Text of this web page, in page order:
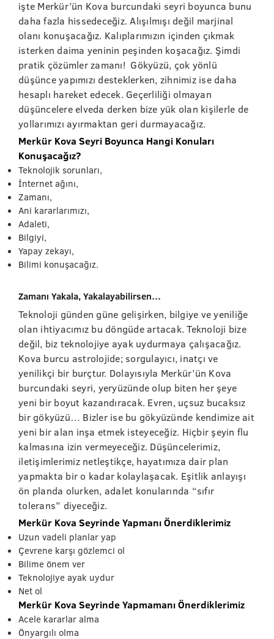
işte Merkür’ün Kova burcundaki seyri boyunca bunu
daha fazla hissedeceğiz. Alışılmışı değil marjinal
olanı konuşacağız. Kalıplarımızın içinden çıkmak
isterken daima yeninin peşinden koşacağız. Şimdi
pratik çözümler zamanı! Gökyüzü, çok yönlü
düşünce yapımızı desteklerken, zihnimiz ise daha
hesaplı hareket edecek. Geçerliliği olmayan
düşüncelere elveda derken bize yük olan kişilerle de
yollarımızı ayırmaktan geri durmayacağız.
Merkür Kova Seyri Boyunca Hangi Konuları
Konuşacağız?
Teknolojik sorunları,
İnternet ağını,
Zamanı,
Ani kararlarımızı,
Adaleti,
Bilgiyi,
Yapay zekayı,
Bilimi konuşacağız.
Zamanı Yakala, Yakalayabilirsen…
Teknoloji günden güne gelişirken, bilgiye ve yeniliğe
olan ihtiyacımız bu döngüde artacak. Teknoloji bize
değil, biz teknolojiye ayak uydurmaya çalışacağız.
Kova burcu astrolojide; sorgulayıcı, inatçı ve
yenilikçi bir burçtur. Dolayısıyla Merkür’ün Kova
burcundaki seyri, yeryüzünde olup biten her şeye
yeni bir boyut kazandıracak. Evren, uçsuz bucaksız
bir gökyüzü… Bizler ise bu gökyüzünde kendimize ait
yeni bir alan inşa etmek isteyeceğiz. Hiçbir şeyin flu
kalmasına izin vermeyeceğiz. Düşüncelerimiz,
iletişimlerimiz netleştikçe, hayatımıza dair plan
yapmakta bir o kadar kolaylaşacak. Eşitlik anlayışı
ön planda olurken, adalet konularında “sıfır
tolerans” diyeceğiz.
Merkür Kova Seyrinde Yapmanı Önerdiklerimiz
Uzun vadeli planlar yap
Çevrene karşı gözlemci ol
Bilime önem ver
Teknolojiye ayak uydur
Net ol
Merkür Kova Seyrinde Yapmamanı Önerdiklerimiz
Acele kararlar alma
Önyargılı olma